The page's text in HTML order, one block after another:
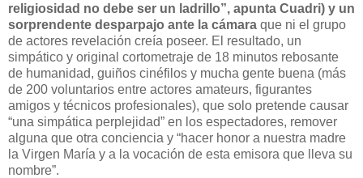
religiosidad no debe ser un ladrillo”, apunta Cuadri) y un
sorprendente desparpajo ante la cámara que ni el grupo
de actores revelación creía poseer. El resultado, un
simpático y original cortometraje de 18 minutos rebosante
de humanidad, guiños cinéfilos y mucha gente buena (más
de 200 voluntarios entre actores amateurs, figurantes
amigos y técnicos profesionales), que solo pretende causar
“una simpática perplejidad” en los espectadores, remover
alguna que otra conciencia y “hacer honor a nuestra madre
la Virgen María y a la vocación de esta emisora que lleva su
nombre”.